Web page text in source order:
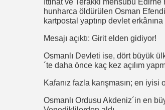
hunharca öldürülen Osman
kartpostal yaptırıp devlet
Mesajı açıktı: Girit elden gidiyor!
Osmanlı Devleti ise, dört büyük
´te daha önce kaç kez açılım
Kafanız fazla karışmasın; en iyisi
Osmanlı Ordusu Akdeniz´in en